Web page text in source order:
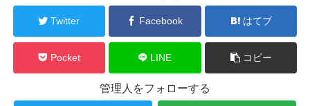
Twitter Facebook はてブ
Pocket LINE コピー
管理人をフォローする